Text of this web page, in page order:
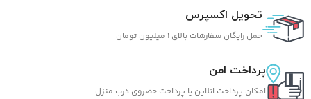
تحویل اکسپرس
حمل رایگان سفارشات بالای 1 میلیون تومان
پرداخت امن
امکان پرداخت انلاین یا پرداخت حضروی درب منزل